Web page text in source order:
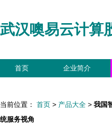
武汉噢易云计算
首页 企业简介
当前位置： 首页 > 产品大全 > 我国
统服务视角